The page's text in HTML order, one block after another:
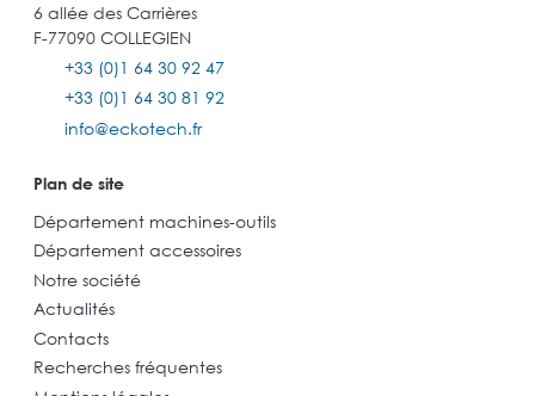
6 allée des Carrières
F-77090 COLLEGIEN
+33 (0)1 64 30 92 47
+33 (0)1 64 30 81 92
info@eckotech.fr
Plan de site
Département machines-outils
Département accessoires
Notre société
Actualités
Contacts
Recherches fréquentes